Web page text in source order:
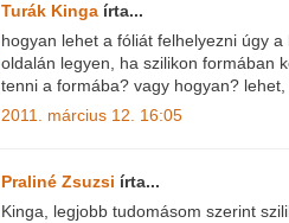
Turák Kinga írta...
hogyan lehet a fóliát felhelyezni úgy
oldalán legyen, ha szilikon formában
tenni a formába? vagy hogyan?
2011. március 12. 16:05
Praliné Zsuzsi írta...
Kinga, legjobb tudomásom szerint